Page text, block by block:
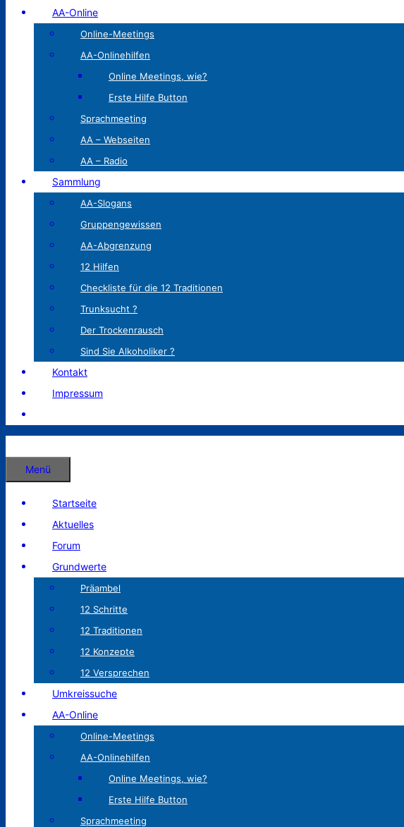
AA-Online
Online-Meetings
AA-Onlinehilfen
Online Meetings, wie?
Erste Hilfe Button
Sprachmeeting
AA – Webseiten
AA – Radio
Sammlung
AA-Slogans
Gruppengewissen
AA-Abgrenzung
12 Hilfen
Checkliste für die 12 Traditionen
Trunksucht ?
Der Trockenrausch
Sind Sie Alkoholiker ?
Kontakt
Impressum
Menü
Startseite
Aktuelles
Forum
Grundwerte
Präambel
12 Schritte
12 Traditionen
12 Konzepte
12 Versprechen
Umkreissuche
AA-Online
Online-Meetings
AA-Onlinehilfen
Online Meetings, wie?
Erste Hilfe Button
Sprachmeeting